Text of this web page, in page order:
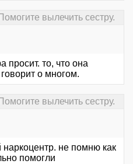
вылечить сестру.
просит. то, что она
о многом.
вылечить сестру.
наркоцентр. не помню как
помогли